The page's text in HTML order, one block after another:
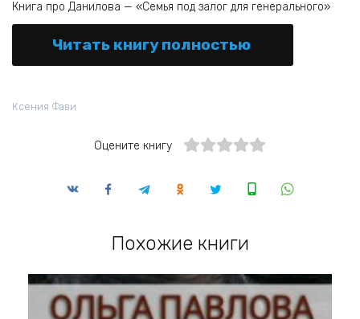
Книга про Данилова — «Семья под залог для генерального»
Читать книгу полностью
Ксения Фави
Оцените книгу
Похожие книги